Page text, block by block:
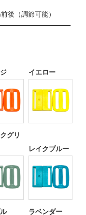
後（調節可能）
イエロー
グリ
レイクブルー
ラベンダー